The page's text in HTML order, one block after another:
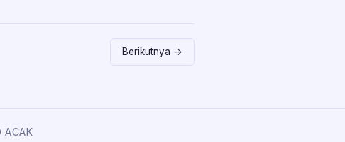
Berikutnya →
ACAK